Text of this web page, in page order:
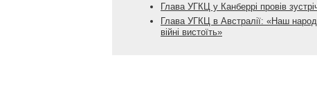
Глава УГКЦ у Канберрі провів
Глава УГКЦ в Австралії: «Наш народ
війні вистоїть»